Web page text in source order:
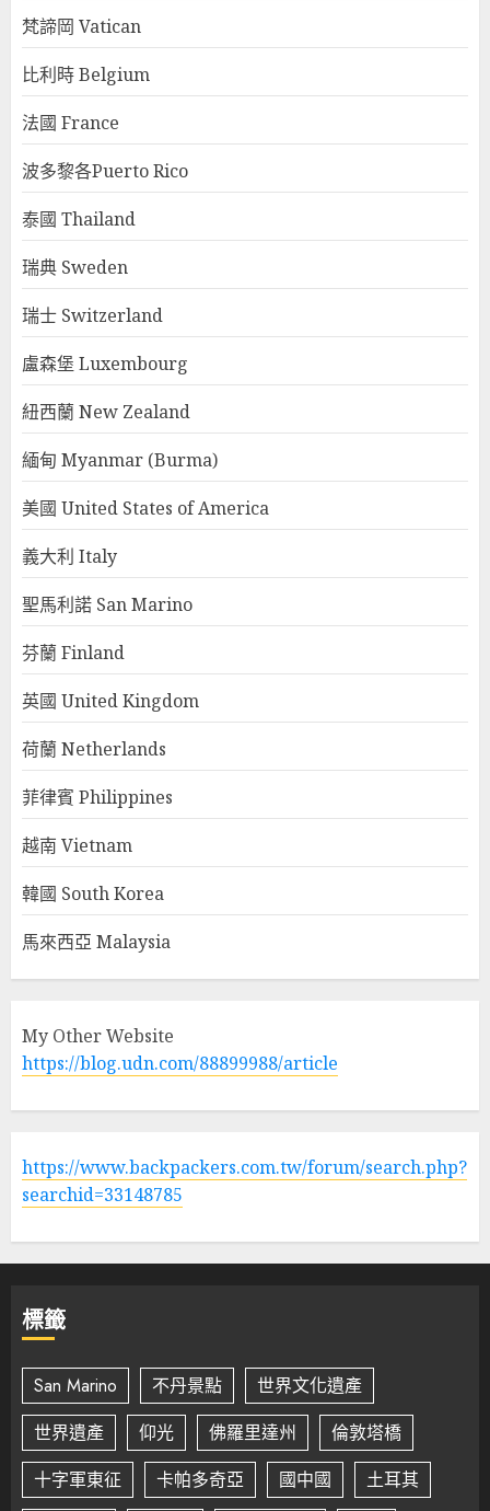
梵諦岡 Vatican
比利時 Belgium
法國 France
波多黎各Puerto Rico
泰國 Thailand
瑞典 Sweden
瑞士 Switzerland
盧森堡 Luxembourg
紐西蘭 New Zealand
緬甸 Myanmar (Burma)
美國 United States of America
義大利 Italy
聖馬利諾 San Marino
芬蘭 Finland
英國 United Kingdom
荷蘭 Netherlands
菲律賓 Philippines
越南 Vietnam
韓國 South Korea
馬來西亞 Malaysia
My Other Website
https://blog.udn.com/88899988/article
https://www.backpackers.com.tw/forum/search.php?
searchid=33148785
標籤
San Marino 不丹景點
世界文化遺產
世界遺產
仰光 佛羅里達州
倫敦塔橋
十字軍東征
卡帕多奇亞 國中國 土耳其